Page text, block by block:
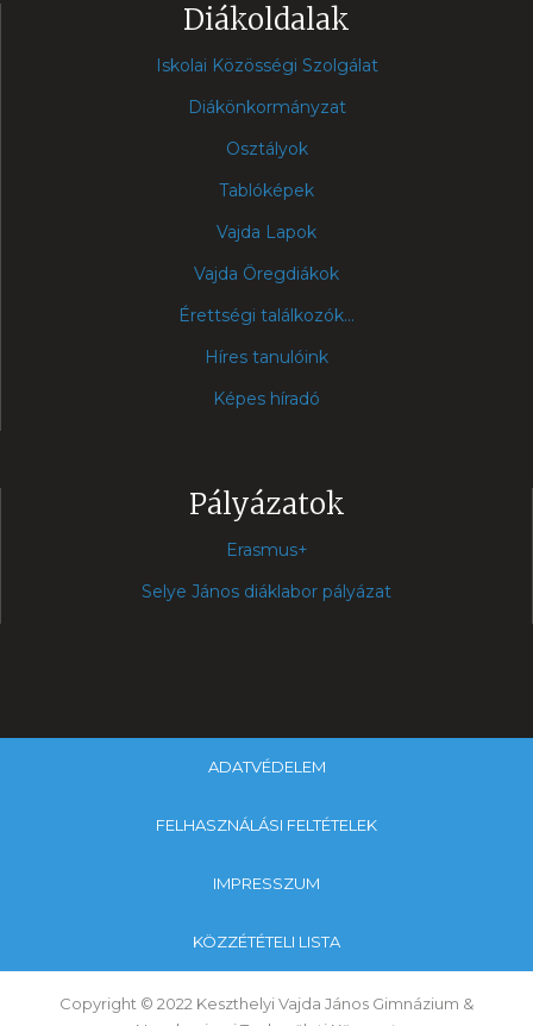
Diákoldalak
Iskolai Közösségi Szolgálat
Diákönkormányzat
Osztályok
Tablóképek
Vajda Lapok
Vajda Öregdiákok
Érettségi találkozók...
Híres tanulóink
Képes híradó
Pályázatok
Erasmus+
Selye János diáklabor pályázat
ADATVÉDELEM
FELHASZNÁLÁSI FELTÉTELEK
IMPRESSZUM
KÖZZÉTÉTELI LISTA
Copyright © 2022 Keszthelyi Vajda János Gimnázium &